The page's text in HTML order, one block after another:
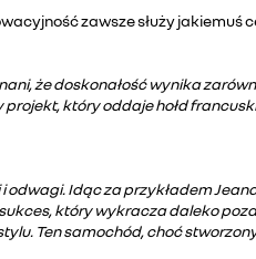
zawsze służy jakiemuś
że doskonałość wynika
który oddaje hołd
Idąc za przykładem
który wykracza daleko
Ten samochód, choć